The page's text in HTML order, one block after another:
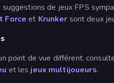
suggestions de jeux FPS
Force et Krunker sont deux
point de vue différent,
et les jeux multijoueurs.